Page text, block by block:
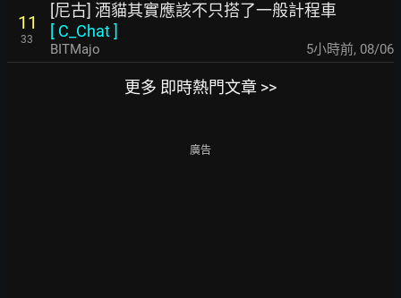
11
33
[尼古] 酒貓其實應該不只搭了一般計程車
[ C_Chat]
BITMajo 5小時前, 08/06
更多 即時熱門文章 >>
廣告